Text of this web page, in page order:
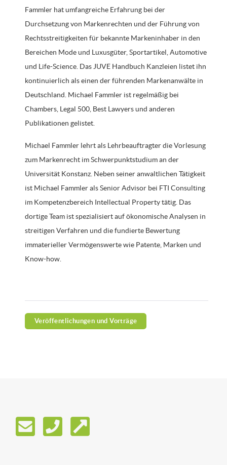
Fammler hat umfangreiche Erfahrung bei der
Durchsetzung von Markenrechten und der Führung von
Rechtsstreitigkeiten für bekannte Markeninhaber in den
Bereichen Mode und Luxusgüter, Sportartikel, Automotive
und Life-Science. Das JUVE Handbuch Kanzleien listet ihn
kontinuierlich als einen der führenden Markenanwälte in
Deutschland. Michael Fammler ist regelmäßig bei
Chambers, Legal 500, Best Lawyers und anderen
Publikationen gelistet.
Michael Fammler lehrt als Lehrbeauftragter die Vorlesung
zum Markenrecht im Schwerpunktstudium an der
Universität Konstanz. Neben seiner anwaltlichen Tätigkeit
ist Michael Fammler als Senior Advisor bei FTI Consulting
im Kompetenzbereich Intellectual Property tätig. Das
dortige Team ist spezialisiert auf ökonomische Analysen in
streitigen Verfahren und die fundierte Bewertung
immaterieller Vermögenswerte wie Patente, Marken und
Know-how.
Veröffentlichungen und Vorträge